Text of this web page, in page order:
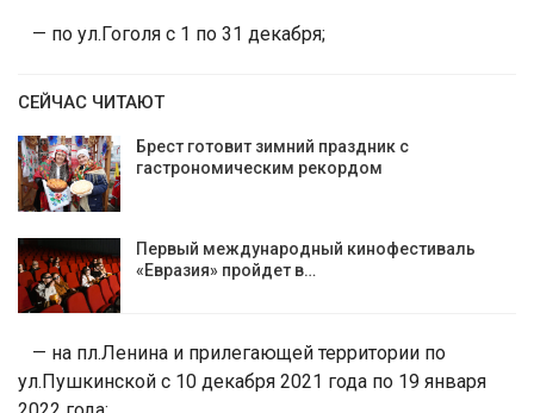
— по ул.Гоголя с 1 по 31 декабря;
СЕЙЧАС ЧИТАЮТ
Брест готовит зимний праздник с
гастрономическим рекордом
Первый международный кинофестиваль
«Евразия» пройдет в…
— на пл.Ленина и прилегающей территории по
ул.Пушкинской с 10 декабря 2021 года по 19 января